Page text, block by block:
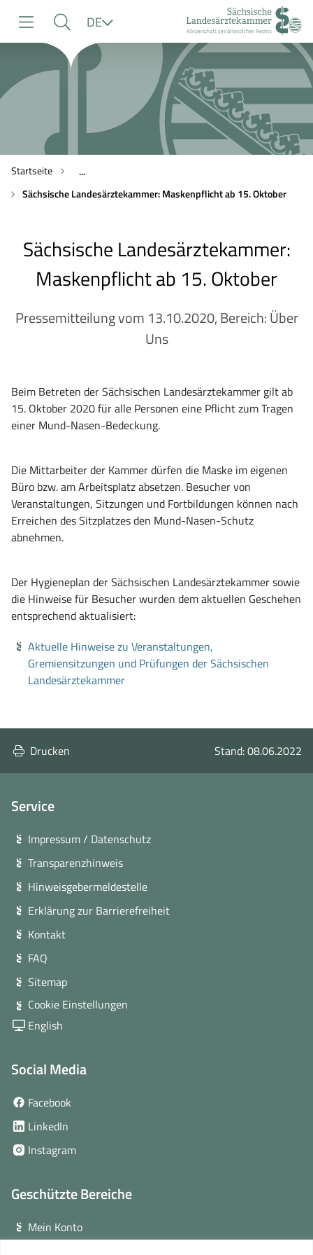
Navigation
Suche
Inhalt
DE
Startseite
...
Sächsische Landesärztekammer: Maskenpflicht ab 15. Oktober
Sächsische Landesärztekammer:
Maskenpflicht ab 15. Oktober
Pressemitteilung vom 13.10.2020, Bereich: Über
Uns
Beim Betreten der Sächsischen Landesärztekammer gilt ab
15. Oktober 2020 für alle Personen eine Pflicht zum Tragen
einer Mund-Nasen-Bedeckung.
Die Mittarbeiter der Kammer dürfen die Maske im eigenen
Büro bzw. am Arbeitsplatz absetzen. Besucher von
Veranstaltungen, Sitzungen und Fortbildungen können nach
Erreichen des Sitzplatzes den Mund-Nasen-Schutz
abnehmen.
Der Hygieneplan der Sächsischen Landesärztekammer sowie
die Hinweise für Besucher wurden dem aktuellen Geschehen
entsprechend aktualisiert:
Aktuelle Hinweise zu Veranstaltungen,
Gremiensitzungen und Prüfungen der Sächsischen
Landesärztekammer
Drucken Stand: 08.06.2022
Service
Impressum / Datenschutz
Transparenzhinweis
Hinweisgebermeldestelle
Erklärung zur Barrierefreiheit
Kontakt
FAQ
Sitemap
Cookie Einstellungen
English
Social Media
Facebook
Fenster)
LinkedIn
neuem
Instagram(öffnet
Fenster)
Geschützte Bereiche
Mein Konto